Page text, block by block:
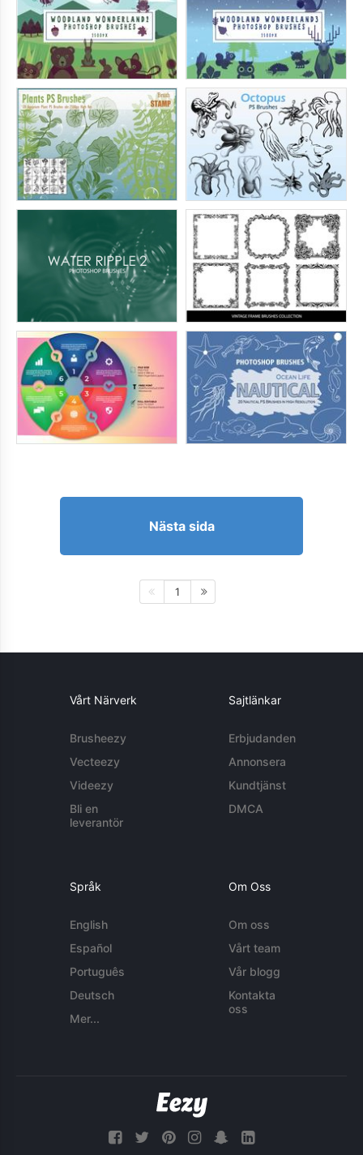
Nästa sida
1
Vårt Närverk
Brusheezy
Vecteezy
Videezy
Bli en
leverantör
Sajtlänkar
Erbjudanden
Annonsera
Kundtjänst
DMCA
Språk
English
Español
Português
Deutsch
Mer...
Om Oss
Om oss
Vårt team
Vår blogg
Kontakta
oss